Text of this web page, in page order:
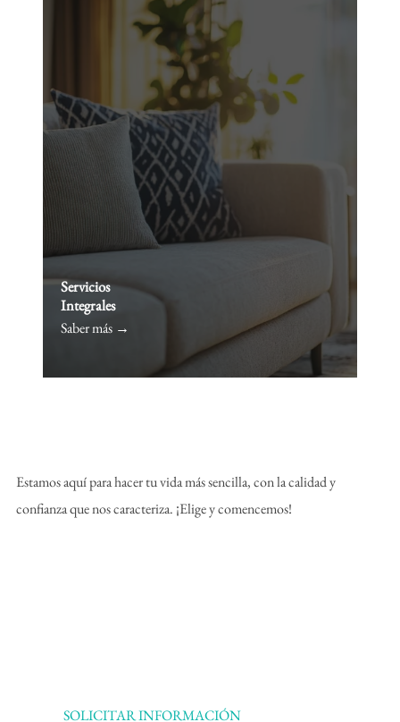
Servicios
Integrales
Saber más →
Estamos aquí para hacer tu vida más sencilla, con la calidad y
confianza que nos caracteriza. ¡Elige y comencemos!
SOLICITAR INFORMACIÓN